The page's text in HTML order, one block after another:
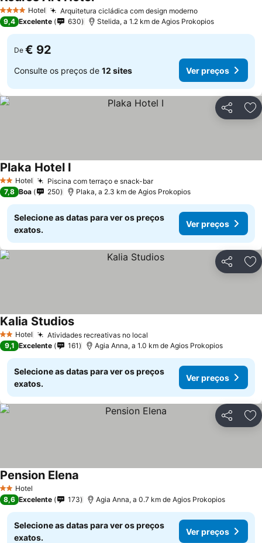
4 EstrelasHotel Arquitetura cicládica com design moderno
9,4 Excelente 630 Stelida, a 1.2 km de Agios Prokopios
De € 92
Consulte os preços de 12 sites Ver preços
Partilhar
2 Estrelas
Hotel Piscina com terraço e snack-bar
Plaka Hotel I
7,8 Boa 250 Plaka, a 2.3 km de Agios Prokopios
Selecione as datas para ver os preços
exatos.
Ver preços
Partilhar
2 Estrelas
Hotel Atividades recreativas no local
Kalia Studios
9,1 Excelente 161 Agia Anna, a 1.0 km de Agios Prokopios
Selecione as datas para ver os preços
exatos.
Ver preços
Partilhar
2 Estrelas
Hotel
Pension Elena
8,6 Excelente 173 Agia Anna, a 0.7 km de Agios Prokopios
Selecione as datas para ver os preços
exatos.
Ver preços